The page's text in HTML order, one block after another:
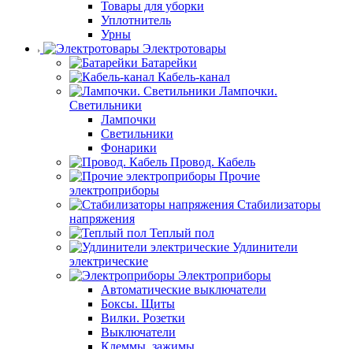
Товары для уборки
Уплотнитель
Урны
Электротовары
Батарейки
Кабель-канал
Лампочки.
Светильники
Лампочки
Светильники
Фонарики
Провод. Кабель
Прочие
электроприборы
Стабилизаторы
напряжения
Теплый пол
Удлинители
электрические
Электроприборы
Автоматические выключатели
Боксы. Щиты
Вилки. Розетки
Выключатели
Клеммы, зажимы